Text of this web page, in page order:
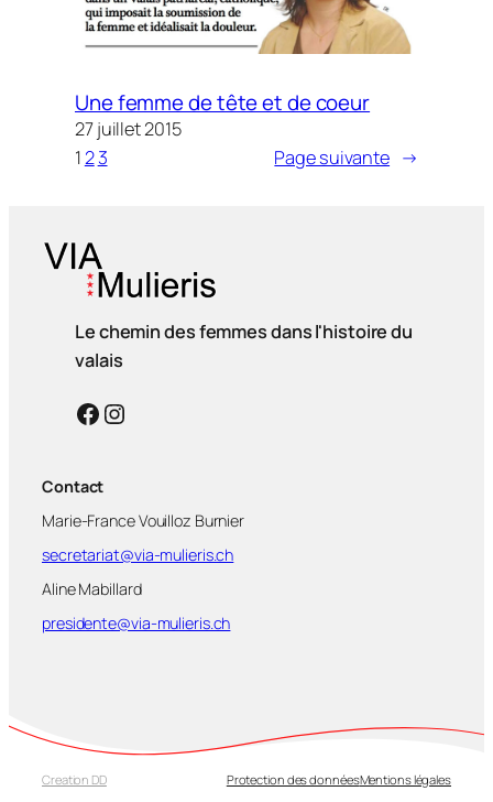
Une femme de tête et de coeur
27 juillet 2015
123 Page suivante →
Le chemin des femmes dans l'histoire du
valais
Facebook
Instagram
Contact
Marie-France Vouilloz Burnier
secretariat@via-mulieris.ch
Aline Mabillard
presidente@via-mulieris.ch
Creation DD Protection des donnéesMentions légales